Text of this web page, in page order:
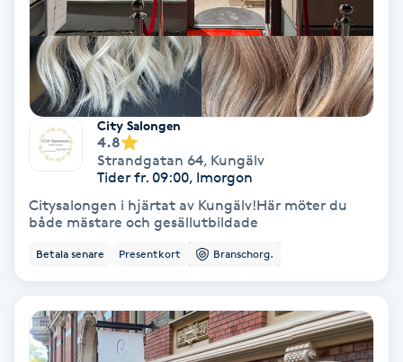
Bröllopsuppsättning
Celluliter
Coachning
Color correction
Cryoterapi
Damklippning
City Salongen
4.8
Strandgatan 64, Kungälv
Tider fr. 09:00, Imorgon
Citysalongen i hjärtat av Kungälv!Här möter du
både mästare och gesällutbildade
Betala senare Presentkort Branschorg.